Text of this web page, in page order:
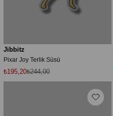
Jibbitz
Pixar Joy Terlik Süsü
₺195,20₺244,00